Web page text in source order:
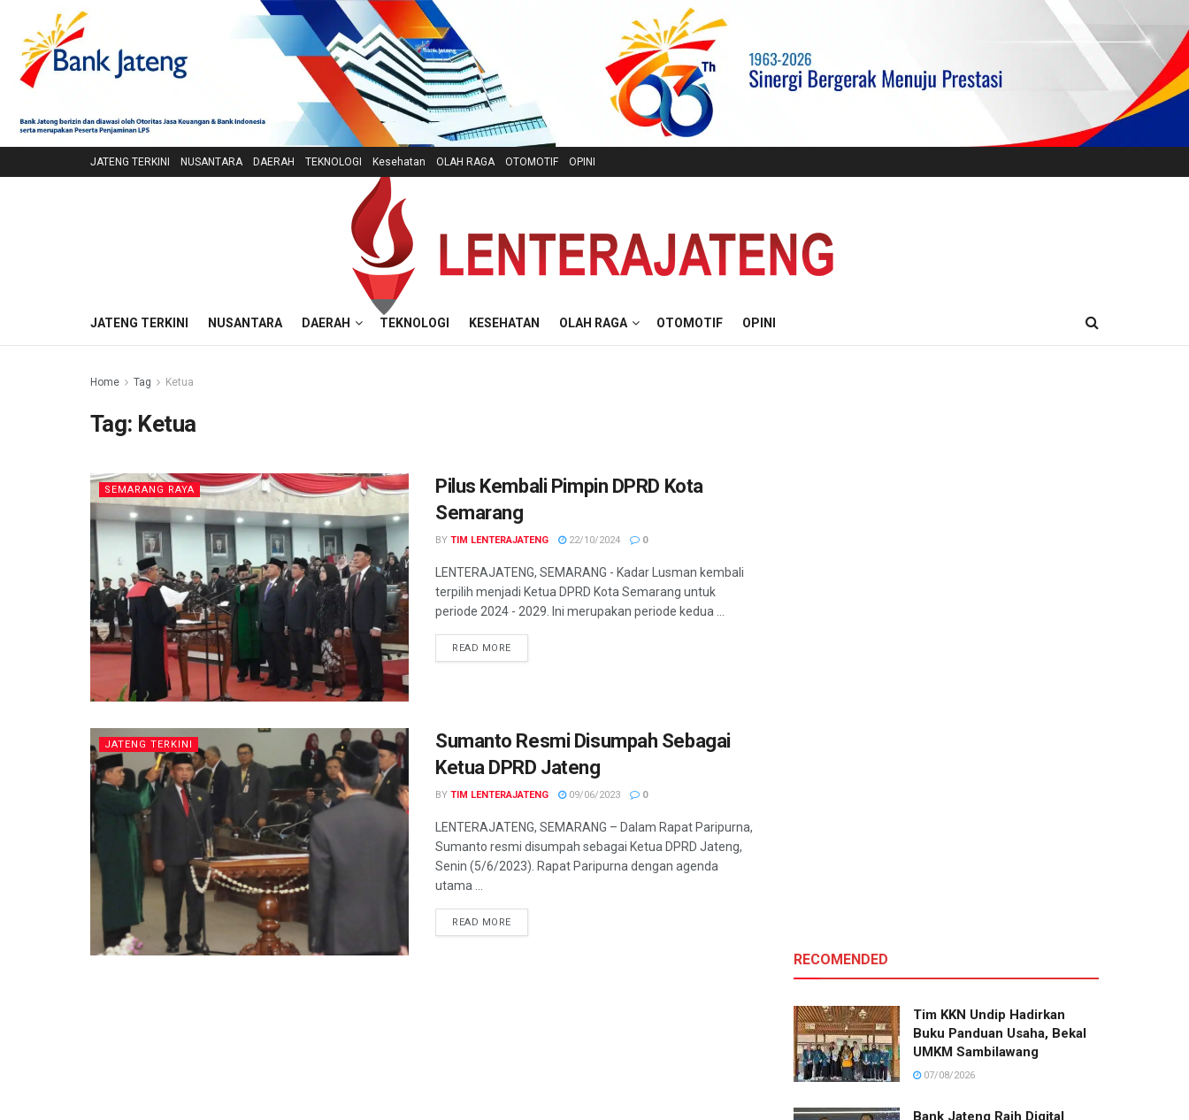
JATENG TERKINI NUSANTARA DAERAH TEKNOLOGI Kesehatan OLAH RAGA OTOMOTIF OPINI
JATENG TERKINI NUSANTARA DAERAH TEKNOLOGI KESEHATAN OLAH RAGA OTOMOTIF OPINI
Home Tag Ketua
Tag: Ketua
SEMARANG RAYA
Pilus Kembali Pimpin DPRD Kota
Semarang
BY TIM LENTERAJATENG 22/10/2024 0
LENTERAJATENG, SEMARANG - Kadar Lusman kembali
terpilih menjadi Ketua DPRD Kota Semarang untuk
periode 2024 - 2029. Ini merupakan periode kedua ...
READ MOREDETAILS
JATENG TERKINI
Sumanto Resmi Disumpah Sebagai
Ketua DPRD Jateng
BY TIM LENTERAJATENG 09/06/2023 0
LENTERAJATENG, SEMARANG – Dalam Rapat Paripurna,
Sumanto resmi disumpah sebagai Ketua DPRD Jateng,
Senin (5/6/2023). Rapat Paripurna dengan agenda
utama ...
READ MOREDETAILS
RECOMENDED
Tim KKN Undip Hadirkan
Buku Panduan Usaha, Bekal
UMKM Sambilawang
07/08/2026